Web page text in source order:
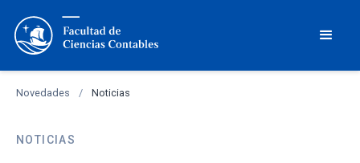
Novedades / Noticias
NOTICIAS